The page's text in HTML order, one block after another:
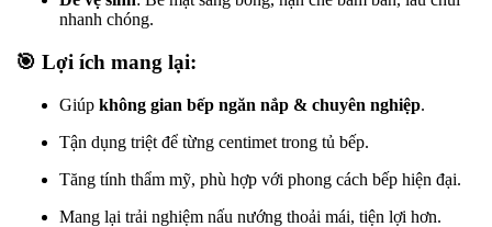
nhanh chóng.
🎯 Lợi ích mang lại:
Giúp không gian bếp ngăn nắp & chuyên nghiệp.
Tận dụng triệt để từng centimet trong tủ bếp.
Tăng tính thẩm mỹ, phù hợp với phong cách bếp hiện đại.
Mang lại trải nghiệm nấu nướng thoải mái, tiện lợi hơn.